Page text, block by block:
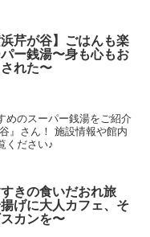
浜芹が谷】ごはんも楽
ー銭湯〜身も心もお
れた〜
めのスーパー銭湯をご紹介
』さん！ 施設情報や館内
ください♪
すきの食いだおれ旅
げに大人カフェ、そ
カンを〜